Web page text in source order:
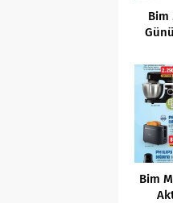
Bim
Bim